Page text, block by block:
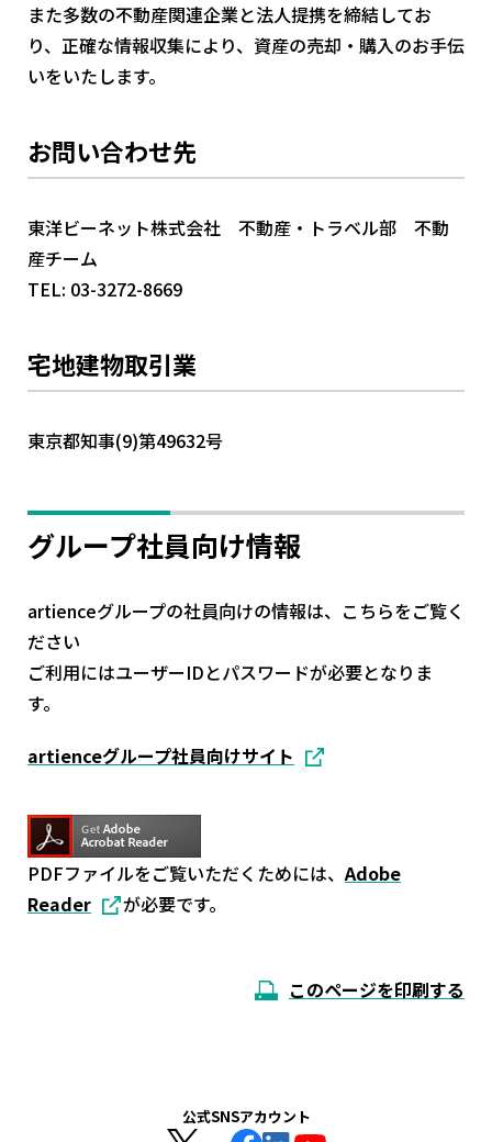
また多数の不動産関連企業と法人提携を締結してお
り、正確な情報収集により、資産の売却・購入のお手伝
いをいたします。
お問い合わせ先
東洋ビーネット株式会社 不動産・トラベル部 不動
産チーム
TEL: 03-3272-8669
宅地建物取引業
東京都知事(9)第49632号
グループ社員向け情報
artienceグループの社員向けの情報は、こちらをご覧く
ださい
ご利用にはユーザーIDとパスワードが必要となりま
す。
artienceグループ社員向けサイト
PDFファイルをご覧いただくためには、Adobe
Reader
が必要です。
このページを印刷する
公式SNSアカウント